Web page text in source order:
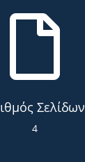

Σελίδων
4